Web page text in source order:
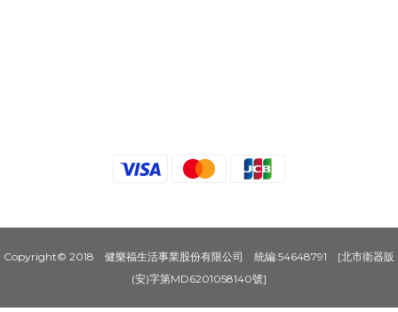
Copyright© 2018 健樂福生活事業股份有限公司 統編:54648791 [北市衛器販
(安)字第MD6201058140號]